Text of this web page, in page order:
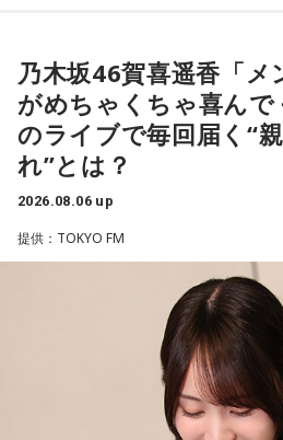
TCC Therapy Parkは「馬を救い、
に、競走馬として活躍した後、ケ
て引退を余儀なくされた馬たちの新
設。引退後すぐに次の活躍先が決ま
施設で話を聞いた菅井は、「そう
な、素晴らしい素敵な取り組みだ
いて思いました」と感想を述べ、
新たな役割を得られる環境の大切
乃木坂46賀喜遥香「
がめちゃくちゃ喜ん
のライブで毎回届く“
れ”とは？
2026.08.06 up
提供：TOKYO FM